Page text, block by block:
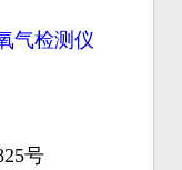
气检测仪
号